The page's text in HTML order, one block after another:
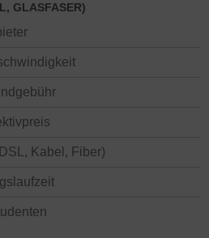
GLASFASER)
Kabel, Fiber)